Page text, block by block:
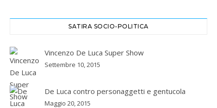
SATIRA SOCIO-POLITICA
Vincenzo De Luca Super Show
Settembre 10, 2015
De Luca contro personaggetti e gentucola
Maggio 20, 2015